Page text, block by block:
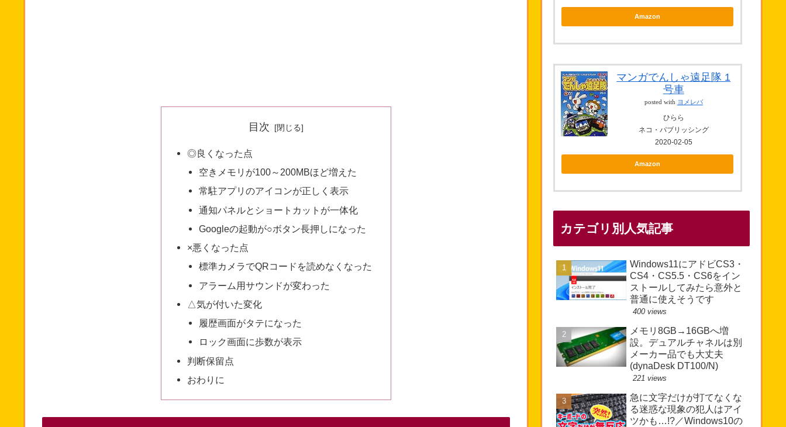
目次
◎良くなった点
空きメモリが100～200MBほど増えた
常駐アプリのアイコンが正しく表示
通知パネルとショートカットが一体化
Googleの起動が○ボタン長押しになった
×悪くなった点
標準カメラでQRコードを読めなくなった
アラーム用サウンドが変わった
△気が付いた変化
履歴画面がタテになった
ロック画面に歩数が表示
判断保留点
おわりに
Amazon
マンガでんしゃ遠足隊 1
号車
posted with ヨメレバ
ひらら
ネコ・パブリッシング
2020-02-05
Amazon
カテゴリ別人気記事
Windows11にアドビCS3・
CS4・CS5.5・CS6をイン
ストールしてみたら意外と
普通に使えそうです
400 views
メモリ8GB→16GBへ増
設。デュアルチャネルは別
メーカー品でも大丈夫
(dynaDesk DT100/N)
221 views
急に文字だけが打てなくな
る迷惑な現象の犯人はアイ
ツかも…!?／Windows10の